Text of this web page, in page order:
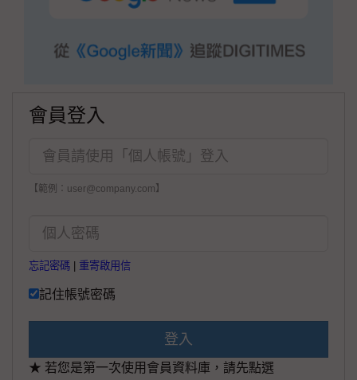
會員登入
【範例：user@company.com】
忘記密碼 重寄啟用信
記住帳號密碼
登入
★ 若您是第一次使用會員資料庫，請先點選